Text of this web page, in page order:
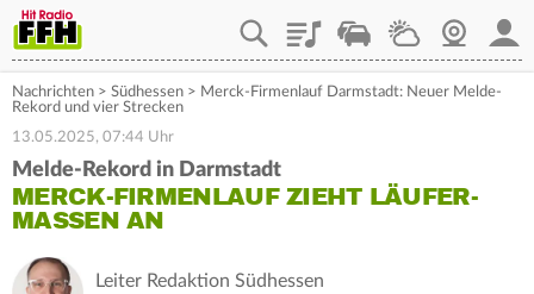
PlaylistStaupilotWetterWebcam
Nachrichten > Südhessen > Merck-Firmenlauf Darmstadt: Neuer Melde-
Rekord und vier Strecken
13.05.2025, 07:44 Uhr
Melde-Rekord in Darmstadt
MERCK-FIRMENLAUF ZIEHT LÄUFER-
MASSEN AN
Leiter Redaktion Südhessen